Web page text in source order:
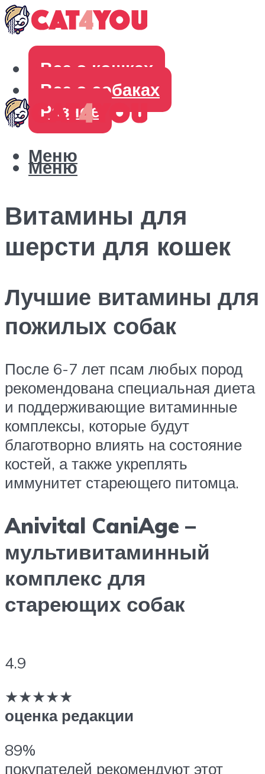
Все о кошках
Все о собаках
Разное
Меню
Меню
Витамины для
шерсти для кошек
Лучшие витамины для
пожилых собак
После 6-7 лет псам любых пород
рекомендована специальная диета
и поддерживающие витаминные
комплексы, которые будут
благотворно влиять на состояние
костей, а также укреплять
иммунитет стареющего питомца.
Anivital CaniAge –
мультивитаминный
комплекс для
стареющих собак
4.9
★★★★★
оценка редакции
89%
покупателей рекомендуют этот